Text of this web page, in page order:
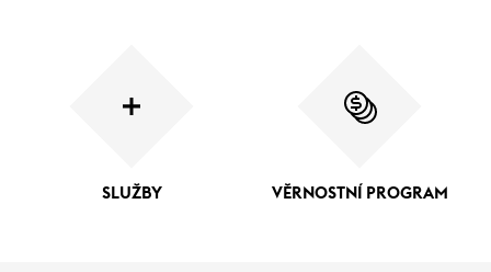
SLUŽBY VĚRNOSTNÍ PROGRAM